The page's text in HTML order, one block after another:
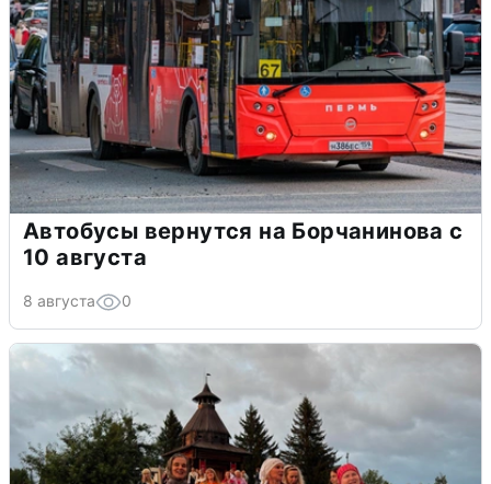
Автобусы вернутся на Борчанинова с
10 августа
8 августа 0